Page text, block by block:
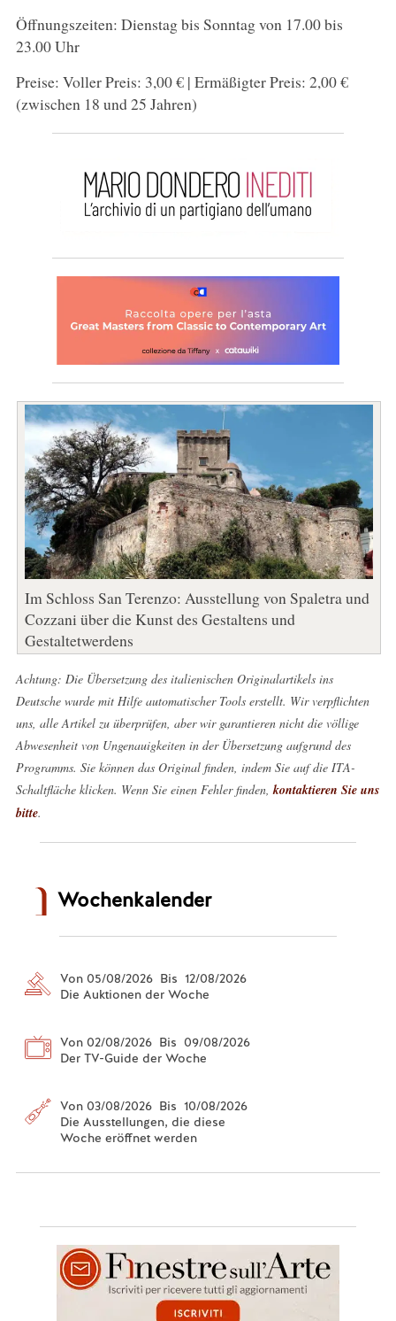
Öffnungszeiten: Dienstag bis Sonntag von 17.00 bis
23.00 Uhr
Preise: Voller Preis: 3,00 € | Ermäßigter Preis: 2,00 €
(zwischen 18 und 25 Jahren)
Im Schloss San Terenzo: Ausstellung von Spaletra und
Cozzani über die Kunst des Gestaltens und
Gestaltetwerdens
Achtung: Die Übersetzung des italienischen Originalartikels ins
Deutsche wurde mit Hilfe automatischer Tools erstellt. Wir verpflichten
uns, alle Artikel zu überprüfen, aber wir garantieren nicht die völlige
Abwesenheit von Ungenauigkeiten in der Übersetzung aufgrund des
Programms. Sie können das Original finden, indem Sie auf die ITA-
Schaltfläche klicken. Wenn Sie einen Fehler finden, kontaktieren Sie uns
bitte.
Wochenkalender
Von 05/08/2026 Bis 12/08/2026
Die Auktionen der Woche
Von 02/08/2026 Bis 09/08/2026
Der TV-Guide der Woche
Von 03/08/2026 Bis 10/08/2026
Die Ausstellungen, die diese
Woche eröffnet werden